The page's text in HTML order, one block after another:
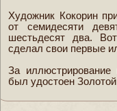
Художник Кокорин
от семидесяти
шестьдесят два.
сделал свои первые
За иллюстрирование
был удостоен